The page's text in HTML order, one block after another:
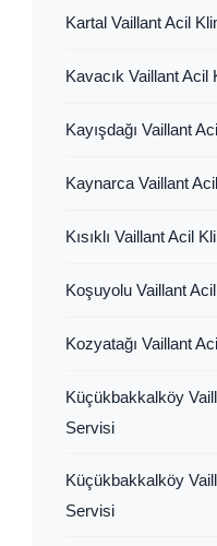
Kartal Vaillant Acil
Kavacık Vaillant Acil
Kayışdağı Vaillant
Kaynarca Vaillant
Kısıklı Vaillant Acil
Koşuyolu Vaillant
Kozyatağı Vaillant
Küçükbakkalköy
Servisi
Küçükbakkalköy
Servisi